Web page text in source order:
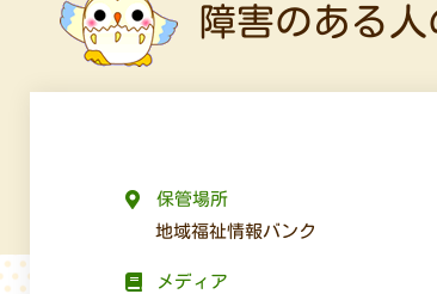
障害のある
保管場所
地域福祉情報バンク
メディア